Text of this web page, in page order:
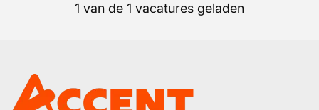
1 van de 1 vacatures geladen